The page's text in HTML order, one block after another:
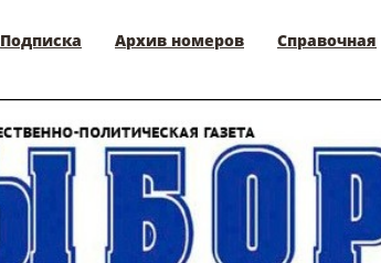
Подписка Архив номеров Справочная